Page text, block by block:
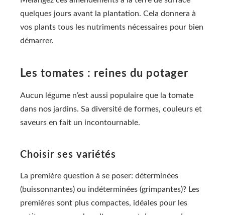
quelques jours avant la plantation. Cela donnera à
vos plants tous les nutriments nécessaires pour bien
démarrer.
Les tomates : reines du potager
Aucun légume n’est aussi populaire que la tomate
dans nos jardins. Sa diversité de formes, couleurs et
saveurs en fait un incontournable.
Choisir ses variétés
La première question à se poser: déterminées
(buissonnantes) ou indéterminées (grimpantes)? Les
premières sont plus compactes, idéales pour les